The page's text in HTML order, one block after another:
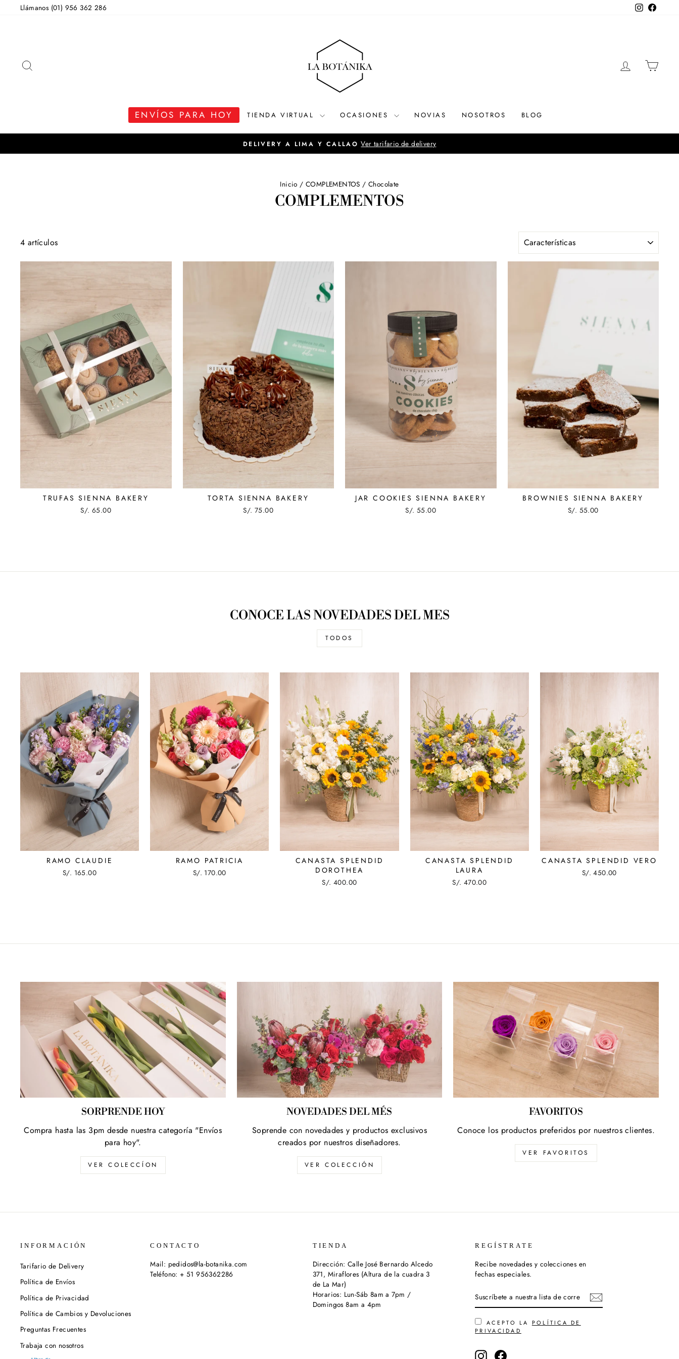
Llámanos (01) 956 362 286 Instagram
INGRESAR
ENVÍOS PARA HOY TIENDA VIRTUAL OCASIONES NOVIAS NOSOTROS BLOG
diapositivas
DELIVERY A LIMA Y CALLAO Ver tarifario de delivery
Inicio / COMPLEMENTOS / Chocolate
COMPLEMENTOS
4 artículos
TRUFAS SIENNA BAKERY
S/. 65.00
TORTA SIENNA BAKERY
S/. 75.00
JAR COOKIES SIENNA BAKERY
S/. 55.00
BROWNIES SIENNA BAKERY
S/. 55.00
CONOCE LAS NOVEDADES DEL MES
TODOS
RAMO CLAUDIE
S/. 165.00
RAMO PATRICIA
S/. 170.00
CANASTA SPLENDID
DOROTHEA
S/. 400.00
CANASTA SPLENDID
LAURA
S/. 470.00
CANASTA SPLENDID VERO
S/. 450.00
SORPRENDE HOY
Compra hasta las 3pm desde nuestra categoría "Envíos
para hoy".
VER COLECCÍON
NOVEDADES DEL MÉS
Soprende con novedades y productos exclusivos
creados por nuestros diseñadores.
VER COLECCIÓN
FAVORITOS
Conoce los productos preferidos por nuestros clientes.
VER FAVORITOS
INFORMACIÓN
Tarifario de Delivery
Política de Envíos
Política de Privacidad
Política de Cambios y Devoluciones
Preguntas Frecuentes
Trabaja con nosotros
CONTACTO
Mail: pedidos@la-botanika.com
Teléfono: + 51 956362286
TIENDA
Dirección: Calle José Bernardo Alcedo
371, Miraflores (Altura de la cuadra 3
de La Mar)
Horarios: Lun-Sáb 8am a 7pm /
Domingos 8am a 4pm
REGÍSTRATE
Recibe novedades y colecciones en
fechas especiales.
A
NUESTRA
DE
CORREO
ACEPTO LA POLÍTICA DE
PRIVACIDAD
InstagramFacebook